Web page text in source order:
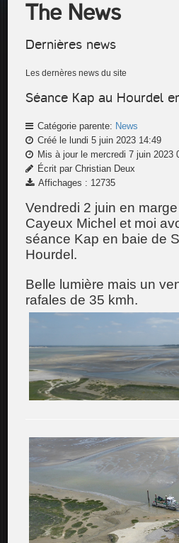
The News
Dernières news
Les dernères news du site
Séance Kap au Hourdel
Catégorie parente: News
Créé le lundi 5 juin 2023 14:49
Mis à jour le mercredi 7 juin 2023
Écrit par Christian Deux
Affichages : 12735
Vendredi 2 juin en
Cayeux Michel et moi
séance Kap en baie de
Hourdel.
Belle lumière mais un
rafales de 35 kmh.